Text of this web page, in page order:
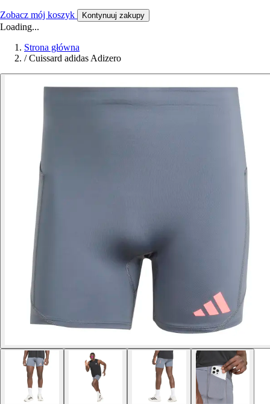
Zobacz mój koszyk Kontynuuj zakupy
Loading...
Strona główna
/ Cuissard adidas Adizero